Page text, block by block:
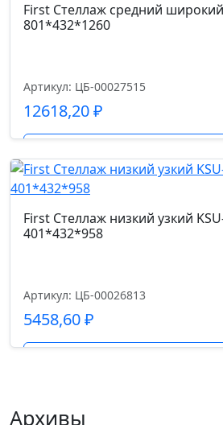
First Стеллаж средний широкий
801*432*1260
Артикул: ЦБ-00027515
12618,20₽
First Стеллаж низкий узкий
401*432*958
Артикул: ЦБ-00026813
5458,60₽
Архивы